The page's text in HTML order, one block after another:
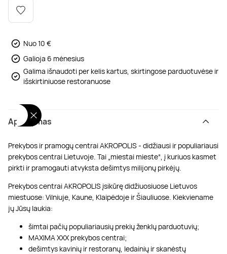
Nuo 10 €
Galioja 6 mėnesius
Galima išnaudoti per kelis kartus, skirtingose parduotuvėse ir
išskirtiniuose restoranuose
Aprašymas
Prekybos ir pramogų centrai AKROPOLIS - didžiausi ir populiariausi
prekybos centrai Lietuvoje. Tai „miestai mieste“, į kuriuos kasmet
pirkti ir pramogauti atvyksta dešimtys milijonų pirkėjų.
Prekybos centrai AKROPOLIS įsikūrę didžiuosiuose Lietuvos
miestuose: Vilniuje, Kaune, Klaipėdoje ir Šiauliuose. Kiekviename
jų Jūsų laukia:
šimtai pačių populiariausių prekių ženklų parduotuvių;
MAXIMA XXX prekybos centrai;
dešimtys kavinių ir restoranų, ledainių ir skanėstų